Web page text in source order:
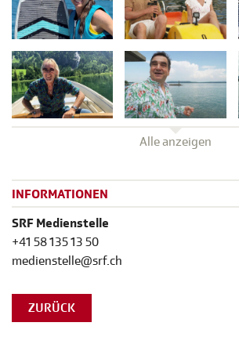
Alle anzeigen
INFORMATIONEN
SRF Medienstelle
+41 58 135 13 50
medienstelle@srf.ch
ZURÜCK